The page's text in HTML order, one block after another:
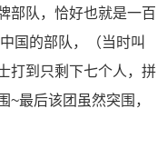
部队，恰好也就是一百
国的部队，（当时叫
打到只剩下七个人，拼
~最后该团虽然突围，